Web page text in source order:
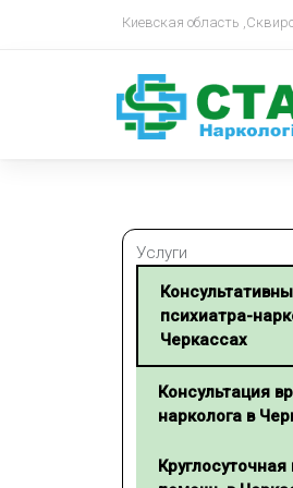
Киевская область
Услуги
психиатра-
Черкассах
Консультация
нарколога в